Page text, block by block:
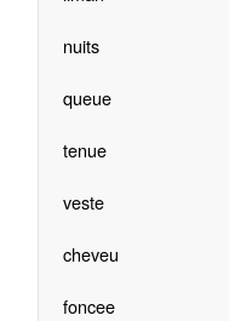
nuits
queue
tenue
veste
cheveu
foncee